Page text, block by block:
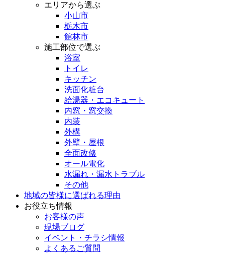
エリアから選ぶ
小山市
栃木市
館林市
施工部位で選ぶ
浴室
トイレ
キッチン
洗面化粧台
給湯器・エコキュート
内窓・窓交換
内装
外構
外壁・屋根
全面改修
オール電化
水漏れ・漏水トラブル
その他
地域の皆様に選ばれる理由
お役立ち情報
お客様の声
現場ブログ
イベント・チラシ情報
よくあるご質問